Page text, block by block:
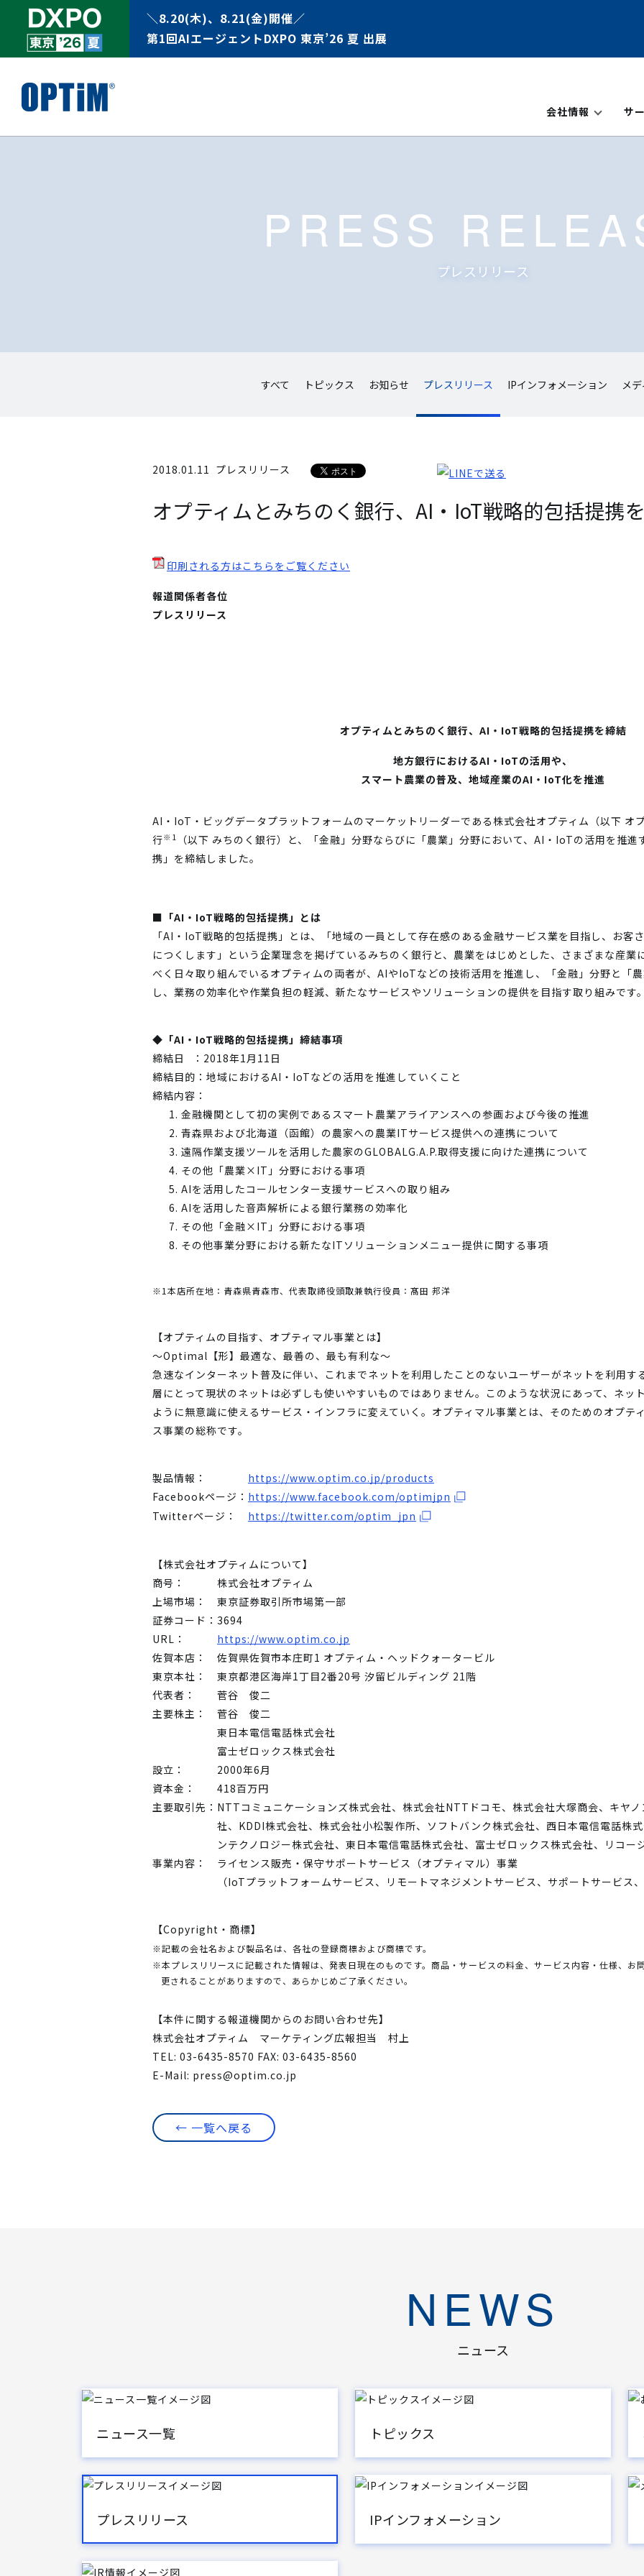
＼8.20(木)、8.21(金)開催／
第1回AIエージェントDXPO 東京’26 夏 出展
会社情報 サ
PRESS
プレスリリース
すべて トピックス お知らせ プレスリリース IPインフォメーション メ
2018.01.11 プレスリリース
オプティムとみちのく銀行、AI・IoT戦略的包括提携
印刷される方はこちらをご覧ください
報道関係者各位
プレスリリース
オプティムとみちのく銀行、AI・IoT戦略的包括提携を締結
地方銀行におけるAI・IoTの活用や、
スマート農業の普及、地域産業のAI・IoT化を推進
AI・IoT・ビッグデータプラットフォームのマーケットリーダーである株式会社オプティム（以下 オ
行※1
（以下 みちのく銀行）と、「金融」分野ならびに「農業」分野において、AI・IoTの活用を推
携」を締結しました。
■「AI・IoT戦略的包括提携」とは
「AI・IoT戦略的包括提携」とは、「地域の一員として存在感のある金融サービス業を目指し、お客
につくします」という企業理念を掲げているみちのく銀行と、農業をはじめとした、さまざまな産
べく日々取り組んでいるオプティムの両者が、AIやIoTなどの技術活用を推進し、「金融」分野と「
し、業務の効率化や作業負担の軽減、新たなサービスやソリューションの提供を目指す取り組みです。
◆「AI・IoT戦略的包括提携」締結事項
締結日
：2018年1月11日
締結目的 ：地域におけるAI・IoTなどの活用を推進していくこと
締結内容 ：
金融機関として初の実例であるスマート農業アライアンスへの参画および今後の推進
青森県および北海道（函館）の農家への農業ITサービス提供への連携について
遠隔作業支援ツールを活用した農家のGLOBALG.A.P.取得支援に向けた連携について
その他「農業×IT」分野における事項
AIを活用したコールセンター支援サービスへの取り組み
AIを活用した音声解析による銀行業務の効率化
その他「金融×IT」分野における事項
その他事業分野における新たなITソリューションメニュー提供に関する事項
※1 本店所在地：青森県青森市、代表取締役頭取兼執行役員：髙田 邦洋
【オプティムの目指す、オプティマル事業とは】
～Optimal【形】最適な、最善の、最も有利な～
急速なインターネット普及に伴い、これまでネットを利用したことのないユーザーがネットを利用す
層にとって現状のネットは必ずしも使いやすいものではありません。このような状況にあって、ネッ
ように無意識に使えるサービス・インフラに変えていく。オプティマル事業とは、そのためのオプテ
ス事業の総称です。
製品情報：
https://www.optim.co.jp/products
Facebookページ： https://www.facebook.com/optimjpn
Twitterページ：
https://twitter.com/optim_jpn
【株式会社オプティムについて】
商号：
株式会社オプティム
上場市場：
東京証券取引所市場第一部
証券コード： 3694
URL：
https://www.optim.co.jp
佐賀本店：
佐賀県佐賀市本庄町1 オプティム・ヘッドクォータービル
東京本社：
東京都港区海岸1丁目2番20号 汐留ビルディング 21階
代表者：
菅谷 俊二
主要株主：
菅谷 俊二
東日本電信電話株式会社
富士ゼロックス株式会社
設立：
2000年6月
資本金：
418百万円
主要取引先： NTTコミュニケーションズ株式会社、株式会社NTTドコモ、株式会社大塚商会、キヤ
社、KDDI株式会社、株式会社小松製作所、ソフトバンク株式会社、西日本電信電話株
ンテクノロジー株式会社、東日本電信電話株式会社、富士ゼロックス株式会社、リコー
事業内容：
ライセンス販売・保守サポートサービス（オプティマル）事業
（IoTプラットフォームサービス、リモートマネジメントサービス、サポートサービス、
【Copyright・商標】
※記載の会社名および製品名は、各社の登録商標および商標です。
※本プレスリリースに記載された情報は、発表日現在のものです。商品・サービスの料金、サービス内容・仕様、お
更されることがありますので、あらかじめご了承ください。
【本件に関する報道機関からのお問い合わせ先】
株式会社オプティム マーケティング広報担当 村上
TEL: 03-6435-8570 FAX: 03-6435-8560
E-Mail: press@optim.co.jp
← 一覧へ戻る
NEWS
ニュース
ニュース一覧 トピックス
プレスリリース IPインフォメーション